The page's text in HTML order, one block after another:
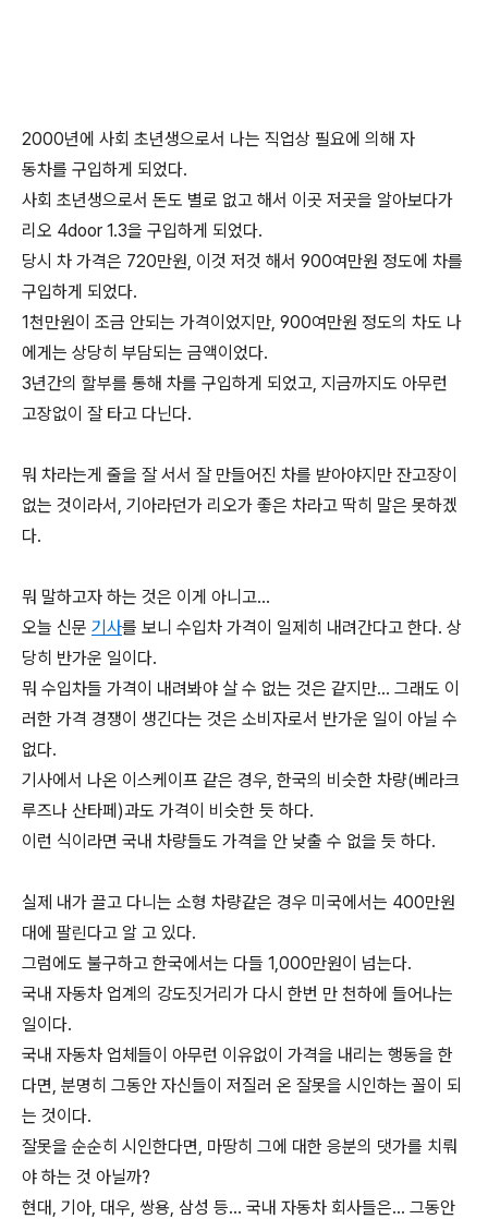
2000년에 사회 초년생으로서 나는 직업상 필요에 의해 자
동차를 구입하게 되었다.
사회 초년생으로서 돈도 별로 없고 해서 이곳 저곳을 알아보다가
리오 4door 1.3을 구입하게 되었다.
당시 차 가격은 720만원, 이것 저것 해서 900여만원 정도에 차를
구입하게 되었다.
1천만원이 조금 안되는 가격이었지만, 900여만원 정도의 차도 나
에게는 상당히 부담되는 금액이었다.
3년간의 할부를 통해 차를 구입하게 되었고, 지금까지도 아무런
고장없이 잘 타고 다닌다.
뭐 차라는게 줄을 잘 서서 잘 만들어진 차를 받아야지만 잔고장이
없는 것이라서, 기아라던가 리오가 좋은 차라고 딱히 말은 못하겠
다.
뭐 말하고자 하는 것은 이게 아니고...
오늘 신문 기사를 보니 수입차 가격이 일제히 내려간다고 한다. 상
당히 반가운 일이다.
뭐 수입차들 가격이 내려봐야 살 수 없는 것은 같지만... 그래도 이
러한 가격 경쟁이 생긴다는 것은 소비자로서 반가운 일이 아닐 수
없다.
기사에서 나온 이스케이프 같은 경우, 한국의 비슷한 차량(베라크
루즈나 산타페)과도 가격이 비슷한 듯 하다.
이런 식이라면 국내 차량들도 가격을 안 낮출 수 없을 듯 하다.
실제 내가 끌고 다니는 소형 차량같은 경우 미국에서는 400만원
대에 팔린다고 알 고 있다.
그럼에도 불구하고 한국에서는 다들 1,000만원이 넘는다.
국내 자동차 업계의 강도짓거리가 다시 한번 만 천하에 들어나는
일이다.
국내 자동차 업체들이 아무런 이유없이 가격을 내리는 행동을 한
다면, 분명히 그동안 자신들이 저질러 온 잘못을 시인하는 꼴이 되
는 것이다.
잘못을 순순히 시인한다면, 마땅히 그에 대한 응분의 댓가를 치뤄
야 하는 것 아닐까?
현대, 기아, 대우, 쌍용, 삼성 등... 국내 자동차 회사들은... 그동안